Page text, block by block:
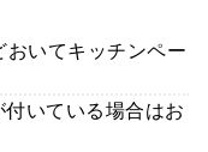
いてキッチンペー
いている場合はお